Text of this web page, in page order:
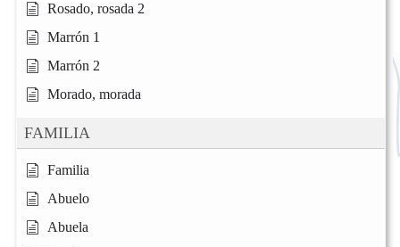
Rosado, rosada 2
Marrón 1
Marrón 2
Morado, morada
FAMILIA
Familia
Abuelo
Abuela